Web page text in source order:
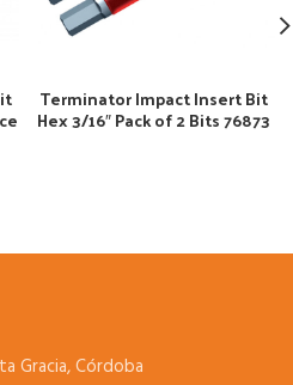
Terminator Impact Insert Bit
Hex 3/16″ Pack of 2 Bits 76873
Gracia, Córdoba